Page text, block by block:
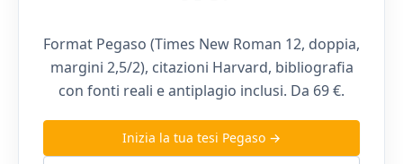
Format Pegaso (Times New Roman 12, doppia,
margini 2,5/2), citazioni Harvard, bibliografia
con fonti reali e antiplagio inclusi. Da 69 €.
Inizia la tua tesi Pegaso →